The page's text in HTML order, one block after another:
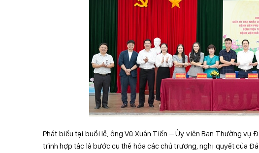
Phát biểu tại buổi lễ, ông Vũ Xuân Tiến – Ủy viên Ban Thường vụ
trình hợp tác là bước cụ thể hóa các chủ trương, nghị quyết của